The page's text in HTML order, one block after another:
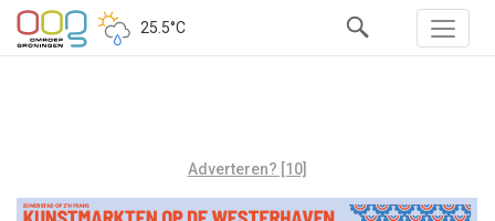
25.5°C
Adverteren? [10]